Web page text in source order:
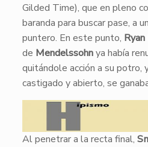
Gilded Time), que en pleno
baranda para buscar pase, a
puntero. En este punto,
de Mendelssohnya había
quitándole acción a su potro,
castigado y abierto, se
Al penetrar a la recta final,